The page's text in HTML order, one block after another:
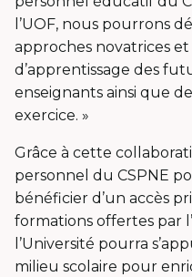
l’UOF, nous pourrons
approches novatrices
d’apprentissage des
enseignants ainsi que
exercice. »
Grâce à cette
personnel du CSPNE
bénéficier d’un accès
formations offertes par
l’Université pourra
milieu scolaire pour